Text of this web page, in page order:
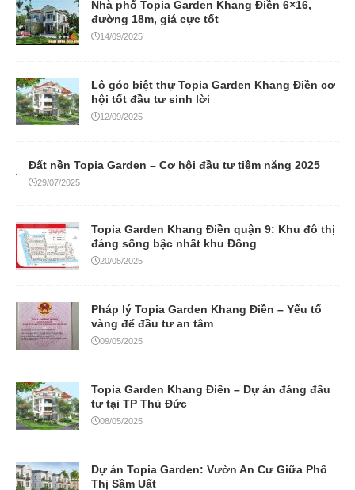
Nhà phố Topia Garden Khang Điền 6×16,
đường 18m, giá cực tốt
14/09/2025
Lô góc biệt thự Topia Garden Khang Điền cơ
hội tốt đầu tư sinh lời
12/09/2025
Đất nền Topia Garden – Cơ hội đầu tư tiềm năng 2025
29/07/2025
Topia Garden Khang Điền quận 9: Khu đô thị
đáng sống bậc nhất khu Đông
20/05/2025
Pháp lý Topia Garden Khang Điền – Yếu tố
vàng để đầu tư an tâm
09/05/2025
Topia Garden Khang Điền – Dự án đáng đầu
tư tại TP Thủ Đức
08/05/2025
Dự án Topia Garden: Vườn An Cư Giữa Phố
Thị Sầm Uất